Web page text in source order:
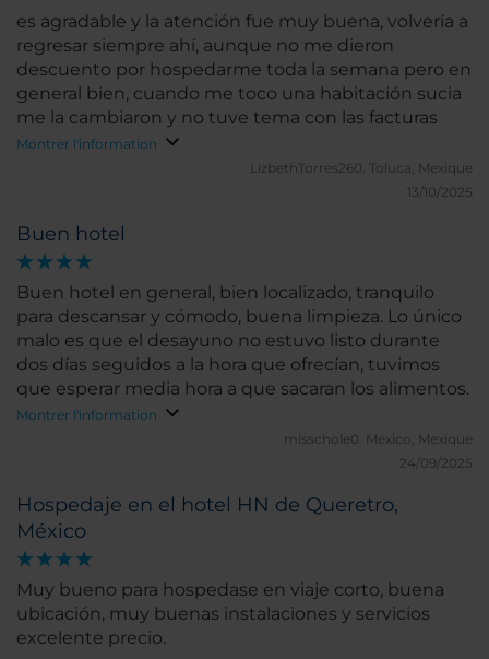
es agradable y la atención fue muy buena, volvería a
regresar siempre ahí, aunque no me dieron
descuento por hospedarme toda la semana pero en
general bien, cuando me toco una habitación sucia
me la cambiaron y no tuve tema con las facturas
Montrer l'information
LizbethTorres260. Toluca, Mexique
13/10/2025
Buen hotel
Buen hotel en general, bien localizado, tranquilo
para descansar y cómodo, buena limpieza. Lo único
malo es que el desayuno no estuvo listo durante
dos días seguidos a la hora que ofrecían, tuvimos
que esperar media hora a que sacaran los alimentos.
Montrer l'information
misschole0. Mexico, Mexique
24/09/2025
Hospedaje en el hotel HN de Queretro,
México
Muy bueno para hospedase en viaje corto, buena
ubicación, muy buenas instalaciones y servicios
excelente precio.